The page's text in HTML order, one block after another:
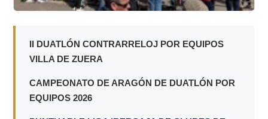
II DUATLÓN CONTRARRELOJ POR EQUIPOS
VILLA DE ZUERA
CAMPEONATO DE ARAGÓN DE DUATLÓN POR
EQUIPOS 2026